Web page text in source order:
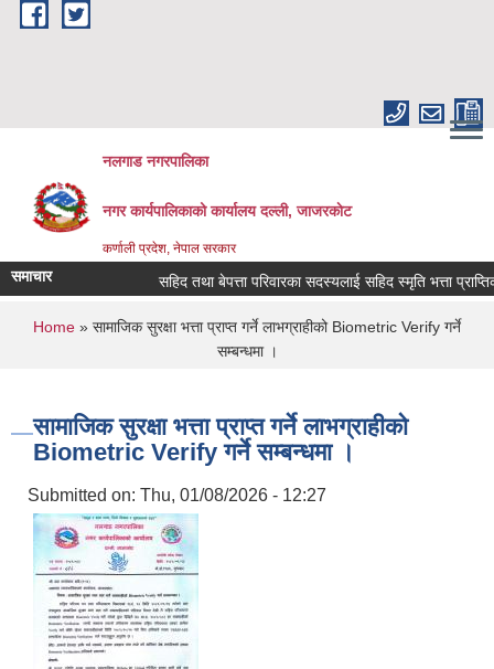
Skip to main content
नलगाड नगरपालिका
नगर कार्यपालिकाको कार्यालय दल्ली, जाजरकाेट
कर्णाली प्रदेश, नेपाल सरकार
समाचार सहिद तथा बेपत्ता परिवारका सदस्यलाई सहिद स्मृति भत्ता प्राप्तिको
You are here
Home » सामाजिक सुरक्षा भत्ता प्राप्त गर्ने लाभग्राहीको Biometric Verify गर्ने
सम्बन्धमा ।
सामाजिक सुरक्षा भत्ता प्राप्त गर्ने लाभग्राहीको
Biometric Verify गर्ने सम्बन्धमा ।
Submitted on: Thu, 01/08/2026 - 12:27